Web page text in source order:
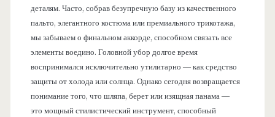
деталям. Часто, собрав безупречную базу из качественного
пальто, элегантного костюма или премиального трикотажа,
мы забываем о финальном аккорде, способном связать все
элементы воедино. Головной убор долгое время
воспринимался исключительно утилитарно — как средство
защиты от холода или солнца. Однако сегодня возвращается
понимание того, что шляпа, берет или изящная панама —
это мощный стилистический инструмент, способный